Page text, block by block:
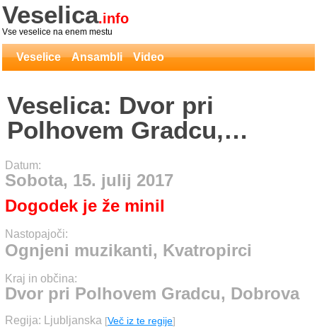
Veselica.info
Vse veselice na enem mestu
Veselice Ansambli Video
Veselica: Dvor pri
Polhovem Gradcu,
Dobrova - Ognjeni
muzikanti, Kvatropirci
Datum:
Sobota, 15. julij 2017
Dogodek je že minil
Nastopajoči:
Ognjeni muzikanti, Kvatropirci
Kraj in občina:
Dvor pri Polhovem Gradcu, Dobrova
Regija: Ljubljanska [Več iz te regije]